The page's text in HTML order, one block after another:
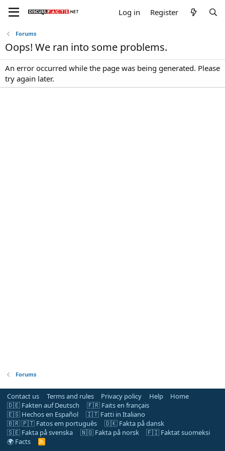
Log in Register
Forums
Oops! We ran into some problems.
An error occurred while the page was being generated. Please
try again later.
Forums
Contact us Terms and rules Privacy policy Help
Home
🇩🇪 Fakten auf Deutsch
🇫🇷 Faits en français
🇪🇸 Hechos en Español
🇮🇹 Fatti in Italiano
🇧🇷 🇵🇹 Fatos em português
🇩🇰 Fakta på dansk
🇸🇪 Fakta på svenska
🇳🇴 Fakta på norsk
🇫🇮 Faktat suomeksi
🌍 Facts
R